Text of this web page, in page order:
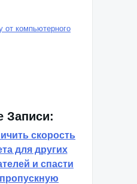
от компьютерного
Записи:
скорость
для других
и спасти